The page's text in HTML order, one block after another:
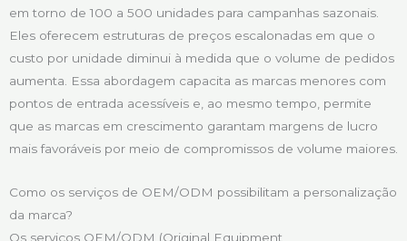
em torno de 100 a 500 unidades para campanhas sazonais.
Eles oferecem estruturas de preços escalonadas em que o
custo por unidade diminui à medida que o volume de pedidos
aumenta. Essa abordagem capacita as marcas menores com
pontos de entrada acessíveis e, ao mesmo tempo, permite
que as marcas em crescimento garantam margens de lucro
mais favoráveis por meio de compromissos de volume maiores.
Como os serviços de OEM/ODM possibilitam a personalização
da marca?
Os serviços OEM/ODM (Original Equipment